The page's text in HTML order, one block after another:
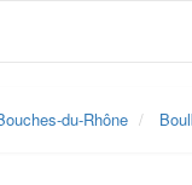
du-Rhône